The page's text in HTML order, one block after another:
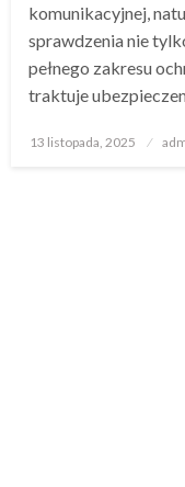
komunikacyjnej,
sprawdzenia nie
pełnego zakresu
traktuje
Opublikowane
13 listopada, 2025